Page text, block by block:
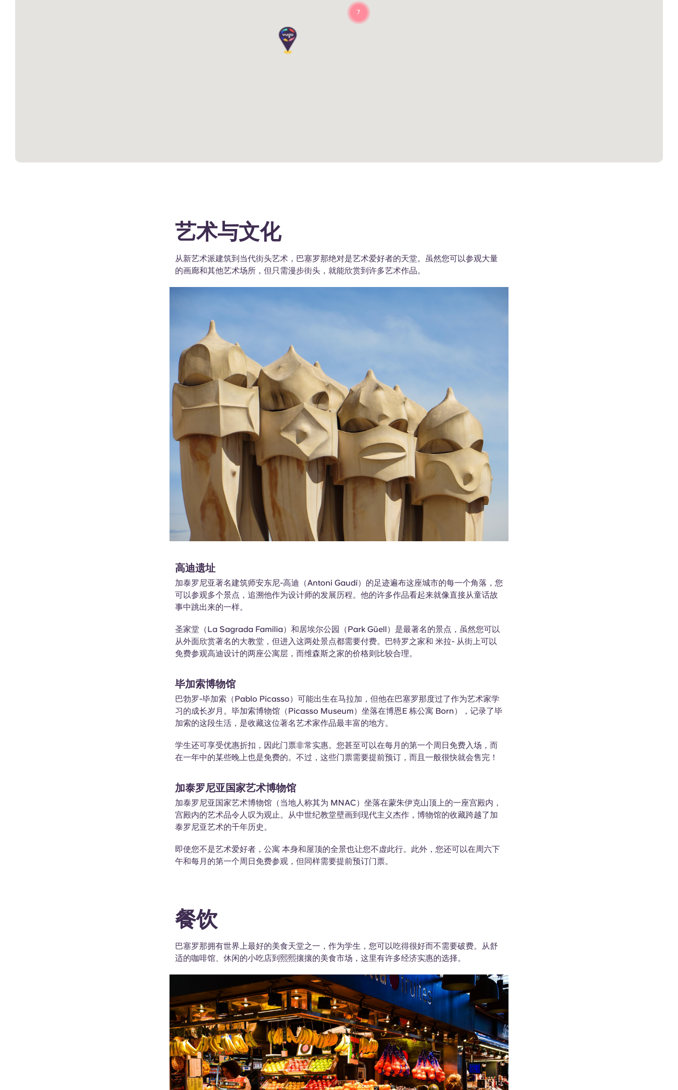
7
艺术与文化
从新艺术派建筑到当代街头艺术，巴塞罗那绝对是艺术爱好者的天堂。虽然您可以参观大量
的画廊和其他艺术场所，但只需漫步街头，就能欣赏到许多艺术作品。
高迪遗址
加泰罗尼亚著名建筑师安东尼-高迪（Antoni Gaudí）的足迹遍布这座城市的每一个角落，您
可以参观多个景点，追溯他作为设计师的发展历程。他的许多作品看起来就像直接从童话故
事中跳出来的一样。
圣家堂（La Sagrada Familia）和居埃尔公园（Park Güell）是最著名的景点，虽然您可以
从外面欣赏著名的大教堂，但进入这两处景点都需要付费。巴特罗之家和 米拉- 从街上可以
免费参观高迪设计的两座公寓层，而维森斯之家的价格则比较合理。
毕加索博物馆
巴勃罗-毕加索（Pablo Picasso）可能出生在马拉加，但他在巴塞罗那度过了作为艺术家学
习的成长岁月。毕加索博物馆（Picasso Museum）坐落在博恩E 栋公寓 Born），记录了毕
加索的这段生活，是收藏这位著名艺术家作品最丰富的地方。
学生还可享受优惠折扣，因此门票非常实惠。您甚至可以在每月的第一个周日免费入场，而
在一年中的某些晚上也是免费的。不过，这些门票需要提前预订，而且一般很快就会售完！
加泰罗尼亚国家艺术博物馆
加泰罗尼亚国家艺术博物馆（当地人称其为 MNAC）坐落在蒙朱伊克山顶上的一座宫殿内，
宫殿内的艺术品令人叹为观止。从中世纪教堂壁画到现代主义杰作，博物馆的收藏跨越了加
泰罗尼亚艺术的千年历史。
即使您不是艺术爱好者，公寓 本身和屋顶的全景也让您不虚此行。此外，您还可以在周六下
午和每月的第一个周日免费参观，但同样需要提前预订门票。
餐饮
巴塞罗那拥有世界上最好的美食天堂之一，作为学生，您可以吃得很好而不需要破费。从舒
适的咖啡馆、休闲的小吃店到熙熙攘攘的美食市场，这里有许多经济实惠的选择。